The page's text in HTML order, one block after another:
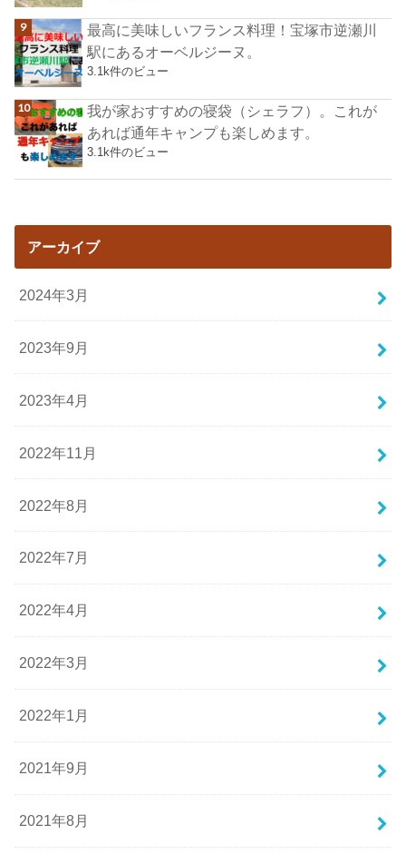
最高に美味しいフランス料理！宝塚市逆瀬川
駅にあるオーベルジーヌ。
3.1k件のビュー
我が家おすすめの寝袋（シェラフ）。これが
あれば通年キャンプも楽しめます。
3.1k件のビュー
アーカイブ
2024年3月
2023年9月
2023年4月
2022年11月
2022年8月
2022年7月
2022年4月
2022年3月
2022年1月
2021年9月
2021年8月